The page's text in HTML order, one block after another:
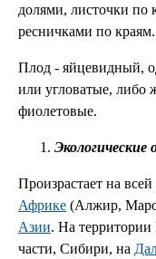
долями, листочки
ресничками по краям.
Плод - яйцевидный,
или угловатые, либо
фиолетовые.
Экологические
Произрастает на
Африке (Алжир,
Азии. На территории
части, Сибири, на